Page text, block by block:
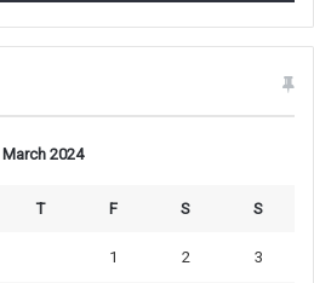
March 2024
T F S S
1 2 3